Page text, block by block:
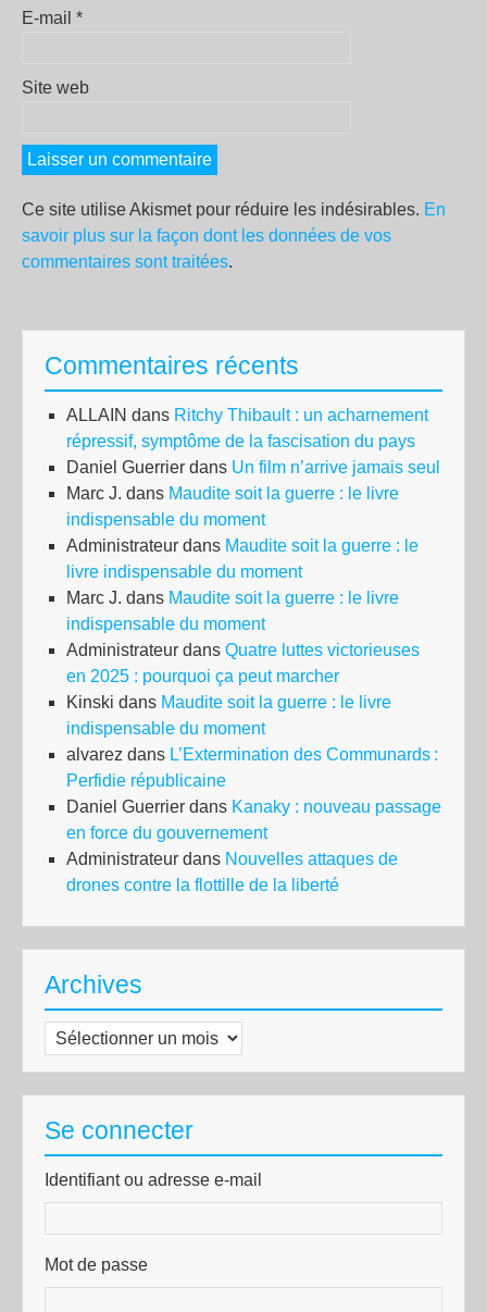
E-mail *
Site web
Ce site utilise Akismet pour réduire les indésirables. En
savoir plus sur la façon dont les données de vos
commentaires sont traitées.
Commentaires récents
ALLAIN dans Ritchy Thibault : un acharnement
répressif, symptôme de la fascisation du pays
Daniel Guerrier dans Un film n’arrive jamais seul
Marc J. dans Maudite soit la guerre : le livre
indispensable du moment
Administrateur dans Maudite soit la guerre : le
livre indispensable du moment
Marc J. dans Maudite soit la guerre : le livre
indispensable du moment
Administrateur dans Quatre luttes victorieuses
en 2025 : pourquoi ça peut marcher
Kinski dans Maudite soit la guerre : le livre
indispensable du moment
alvarez dans L’Extermination des Communards :
Perfidie républicaine
Daniel Guerrier dans Kanaky : nouveau passage
en force du gouvernement
Administrateur dans Nouvelles attaques de
drones contre la flottille de la liberté
Archives
Archives
Se connecter
Identifiant ou adresse e-mail
Mot de passe